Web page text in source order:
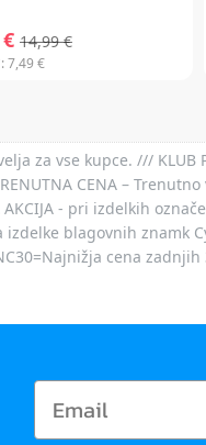
14,99 €
7,49 €
za vse kupce. ///
CENA – Trenutno
- pri izdelkih
blagovnih znamk
cena zadnjih